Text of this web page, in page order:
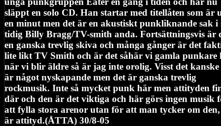
släppt en solo CD. Han startar med titellåten som är
en minut men det är en akustiskt punkliknande sak i
tidig Billy Bragg/TV-smith anda. Fortsättningsvis är
en ganska trevlig skiva och många gånger är det
lite likt TV Smith och är det såhär vi gamla punkare
när vi blir äldre så är jag inte orolig. Visst det kanske
är något nyskapande men det är ganska trevlig
rockmusik. Inte så mycket punk här men attityden
där och den är det viktiga och här görs ingen musik
att fylla stora arenor utan för att man tycker om
är attityd.(ÅTTA) 30/8-05